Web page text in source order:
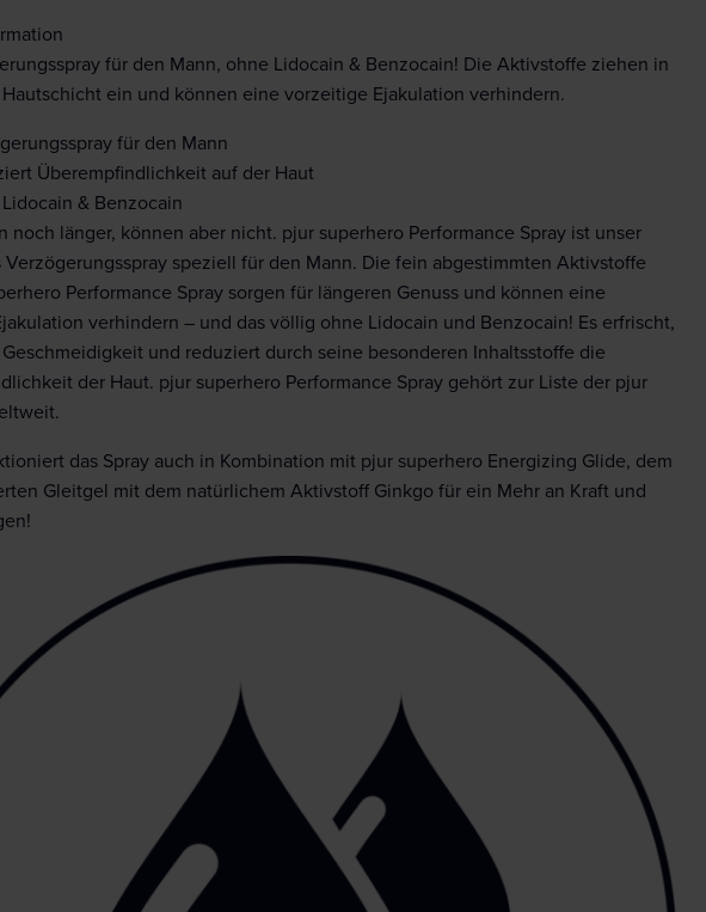
für den Mann, ohne Lidocain & Benzocain! Die Aktivstoffe ziehen in
ein und können eine vorzeitige Ejakulation verhindern.
für den Mann
Überempfindlichkeit auf der Haut
& Benzocain
noch länger, können aber nicht. pjur superhero Performance Spray ist unser
Verzögerungsspray speziell für den Mann. Die fein abgestimmten Aktivstoffe
Performance Spray sorgen für längeren Genuss und können eine
verhindern – und das völlig ohne Lidocain und Benzocain! Es erfrischt,
und reduziert durch seine besonderen Inhaltsstoffe die
der Haut. pjur superhero Performance Spray gehört zur Liste der pjur
das Spray auch in Kombination mit pjur superhero Energizing Glide, dem
Gleitgel mit dem natürlichem Aktivstoff Ginkgo für ein Mehr an Kraft und